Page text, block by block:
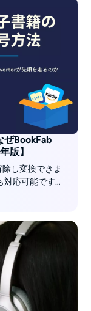
ぜBookFab
版】
し変換できま
応可能です。
で、プライバ
実践的な手順